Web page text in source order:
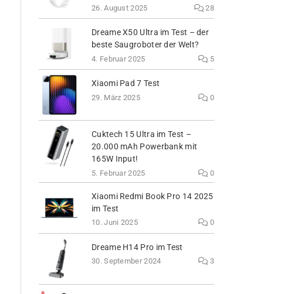
26. August 2025 28
Dreame X50 Ultra im Test – der
beste Saugroboter der Welt?
4. Februar 2025 5
Xiaomi Pad 7 Test
29. März 2025 0
Cuktech 15 Ultra im Test –
20.000 mAh Powerbank mit
165W Input!
5. Februar 2025 0
Xiaomi Redmi Book Pro 14 2025
im Test
10. Juni 2025 0
Dreame H14 Pro im Test
30. September 2024 3